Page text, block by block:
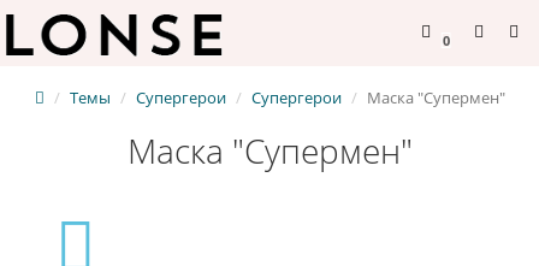
0
Темы Супергерои Супергерои Маска "Супермен"
Маска "Супермен"